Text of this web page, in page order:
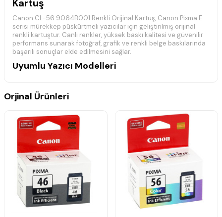
Kartuş
Canon CL-56 9064B001 Renkli Orijinal Kartuş, Canon Pixma E
serisi mürekkep püskürtmeli yazıcılar için geliştirilmiş orijinal
renkli kartuştur. Canlı renkler, yüksek baskı kalitesi ve güvenilir
performans sunarak fotoğraf, grafik ve renkli belge baskılarında
başarılı sonuçlar elde edilmesini sağlar.
Uyumlu Yazıcı Modelleri
Canon Pixma E3340, Canon Pixma E3440, Canon Pixma E404,
Canon Pixma E474, Canon Pixma E484
Teknik Özellikler
Ürün Kodu: Canon CL-56 9064B001
Ürün Tipi: Orijinal Mürekkep Kartuş
Renk: Renkli
Marka: Canon
Seri: CL-56
Uyumluluk: Canon Pixma E serisi yazıcılar
Orjinal Ürünleri